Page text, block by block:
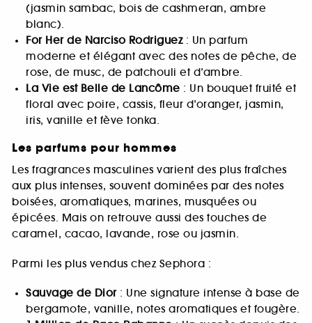
(jasmin sambac, bois de cashmeran, ambre
blanc).
For Her de Narciso Rodriguez: Un parfum
moderne et élégant avec des notes de pêche, de
rose, de musc, de patchouli et d’ambre.
La Vie est Belle de Lancôme : Un bouquet fruité et
floral avec poire, cassis, fleur d’oranger, jasmin,
iris, vanille et fève tonka.
Les parfums pour hommes
Les fragrances masculines varient des plus fraîches
aux plus intenses, souvent dominées par des notes
boisées, aromatiques, marines, musquées ou
épicées. Mais on retrouve aussi des touches de
caramel, cacao, lavande, rose ou jasmin.
Parmi les plus vendus chez Sephora :
Sauvage de Dior: Une signature intense à base de
bergamote, vanille, notes aromatiques et fougère.